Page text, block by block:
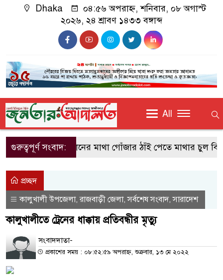
Dhaka
০৪:৫৬ অপরাহ্ন, শনিবার, ০৮ অগাস্ট
২০২৬, ২৪ শ্রাবণ ১৪৩৩ বঙ্গাব্দ
All
গুরুত্বপূর্ণ সংবাদ:সন্তানের মাথা গোঁজার ঠাঁই পেতে মাথার চুল
প্রচ্ছদ
কালুখালী উপজেলা,রাজবাড়ী জেলা,সর্বশেষ সংবাদ,সারাদেশ
কালুখালীতে ট্রেনের ধাক্কায় প্রতিবন্ধীর মৃত্যু
সংবাদদাতা-
প্রকাশের সময় : ০৮:৫২:৫৯ অপরাহ্ন, শুক্রবার, ১৩ মে ২০২২